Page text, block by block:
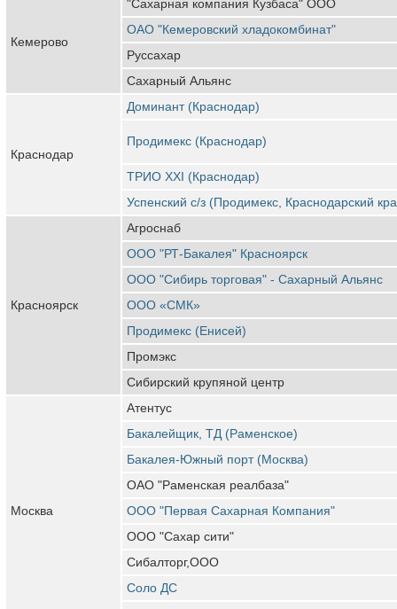
Кемерово
"Сахарная компания Кузбаса" ООО
ОАО "Кемеровский хладокомбинат"
Руссахар
Сахарный Альянс
Краснодар
Доминант (Краснодар)
Продимекс (Краснодар)
ТРИО XXI (Краснодар)
Успенский с/з (Продимекс, Краснодарский
Красноярск
Агроснаб
ООО "РТ-Бакалея" Красноярск
ООО "Сибирь торговая" - Сахарный Альянс
ООО «СМК»
Продимекс (Енисей)
Промэкс
Сибирский крупяной центр
Москва
Атентус
Бакалейщик, ТД (Раменское)
Бакалея-Южный порт (Москва)
ОАО "Раменская реалбаза"
ООО "Первая Сахарная Компания"
ООО "Сахар сити"
Сибалторг,ООО
Соло ДС